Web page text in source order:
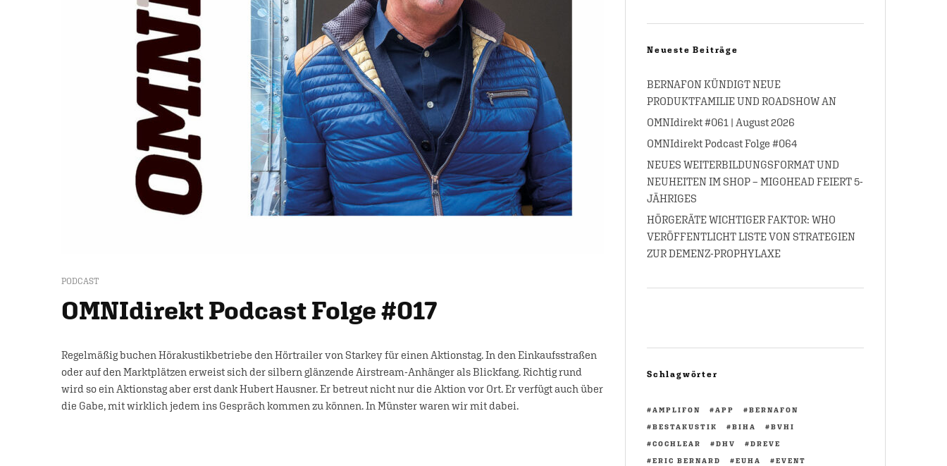
PODCAST
OMNIdirekt Podcast Folge #017
Regelmäßig buchen Hörakustikbetriebe den Hörtrailer von Starkey für einen Aktionstag. In den Einkaufsstraßen
oder auf den Marktplätzen erweist sich der silbern glänzende Airstream-Anhänger als Blickfang. Richtig rund
wird so ein Aktionstag aber erst dank Hubert Hausner. Er betreut nicht nur die Aktion vor Ort. Er verfügt auch über
die Gabe, mit wirklich jedem ins Gespräch kommen zu können. In Münster waren wir mit dabei.
Neueste Beiträge
BERNAFON KÜNDIGT NEUE
PRODUKTFAMILIE UND ROADSHOW AN
OMNIdirekt #061 | August 2026
OMNIdirekt Podcast Folge #064
NEUES WEITERBILDUNGSFORMAT UND
NEUHEITEN IM SHOP – MIGOHEAD FEIERT 5-
JÄHRIGES
HÖRGERÄTE WICHTIGER FAKTOR: WHO
VERÖFFENTLICHT LISTE VON STRATEGIEN
ZUR DEMENZ-PROPHYLAXE
Schlagwörter
AMPLIFON APP
BERNAFON
BESTAKUSTIK
BIHA
BVHI
COCHLEAR
DHV
DREVE
ERIC BERNARD
EUHA
EVENT